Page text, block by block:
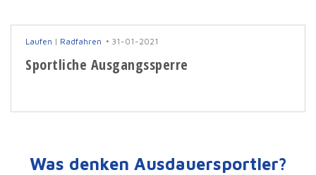
Laufen | Radfahren 31-01-2021
Sportliche Ausgangssperre
Was denken Ausdauersportler?